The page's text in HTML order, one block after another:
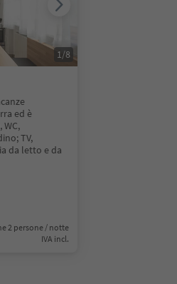
ed è
TV,
da letto e da
2 persone / notte
IVA incl.
1 /8